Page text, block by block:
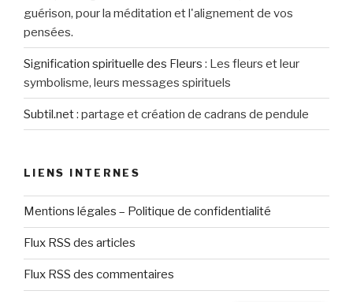
guérison, pour la méditation et l'alignement de vos
pensées.
Signification spirituelle des Fleurs : Les fleurs et leur
symbolisme, leurs messages spirituels
Subtil.net: partage et création de cadrans de pendule
LIENS INTERNES
Mentions légales – Politique de confidentialité
Flux RSS des articles
Flux RSS des commentaires